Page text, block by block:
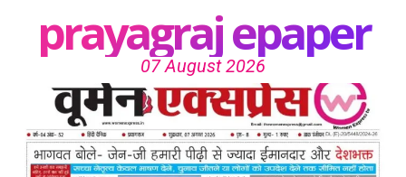
prayagraj epaper
07 August 2026